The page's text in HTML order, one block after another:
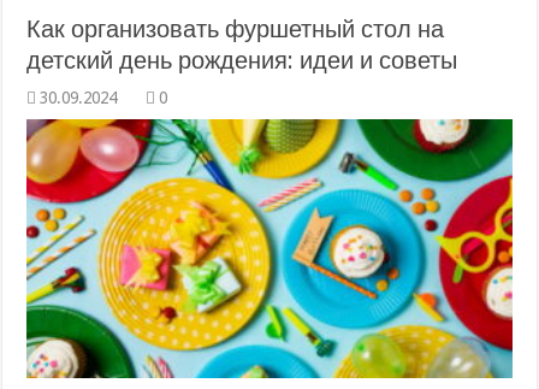
Как организовать фуршетный стол на
детский день рождения: идеи и советы
0